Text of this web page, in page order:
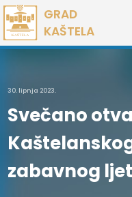
Preskoči
na
sadržaj
GRAD
KAŠTELA
30. lipnja 2023.
Svečano
zabavnog